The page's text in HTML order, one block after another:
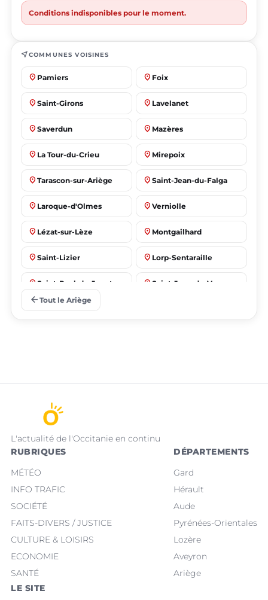
Conditions indisponibles pour le moment.
near_meCOMMUNES VOISINES
place Pamiers place Foix
place Saint-Girons place Lavelanet
place Saverdun place Mazères
place La Tour-du-Crieu place Mirepoix
place Tarascon-sur-Ariège place Saint-Jean-du-Falga
place Laroque-d'Olmes place Verniolle
place Lézat-sur-Lèze place Montgailhard
place Saint-Lizier place Lorp-Sentaraille
place Saint-Paul-de-Jarrat place Saint-Jean-de-Verges
arrow_back Tout le Ariège
L'actualité de l'Occitanie en continu
RUBRIQUES
MÉTÉO
INFO TRAFIC
SOCIÉTÉ
FAITS-DIVERS / JUSTICE
CULTURE & LOISIRS
ECONOMIE
SANTÉ
DÉPARTEMENTS
Gard
Hérault
Aude
Pyrénées-Orientales
Lozère
Aveyron
Ariège
LE SITE